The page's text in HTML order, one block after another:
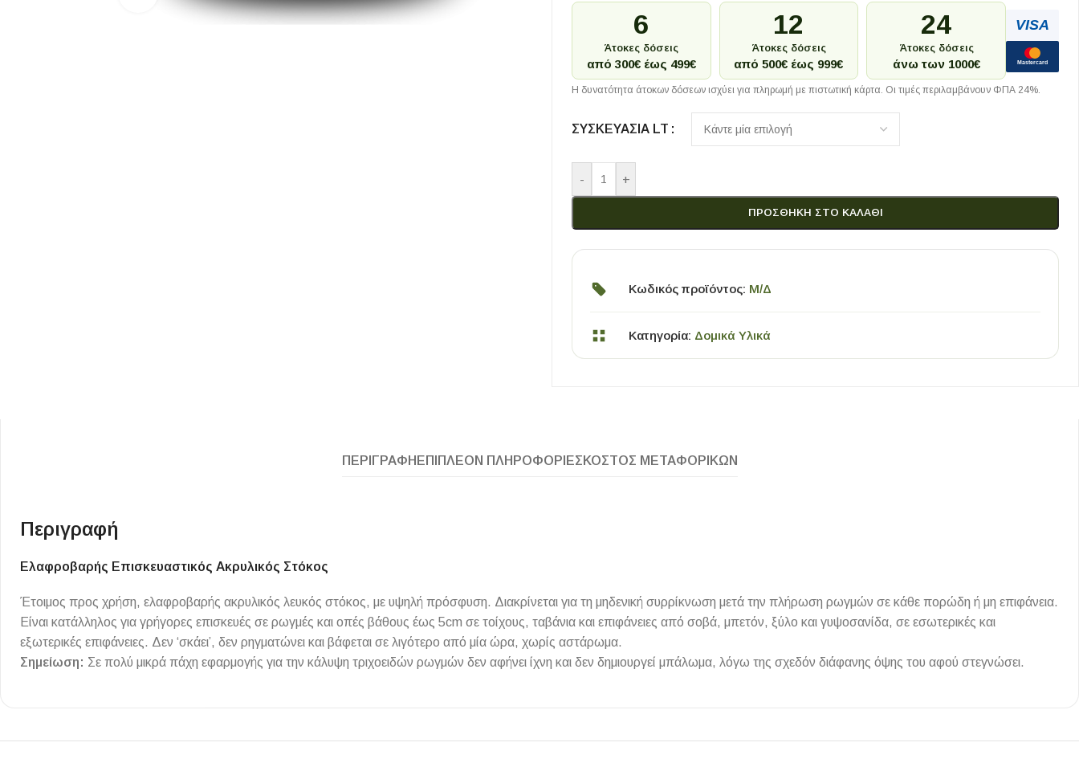
Πισίνας
Ψηφίδες
Ειδικά Τεμάχια
ΠΛΑΚΑΚΙ NIGHT LUX MATT 60X120 ΠΡΩΤΗ
Μοντέρνο μαύρο ματ, μαρμάρινο εφέ, ρεκτιφιέ πλακίδιο πορσελάνης
6
Άτοκες δόσεις
από 300€ έως 499€
12
Άτοκες δόσεις
από 500€ έως 999€
24
Άτοκες δόσεις
άνω των 1000€
VISA
Mastercard
Η δυνατότητα άτοκων δόσεων ισχύει για πληρωμή με πιστωτική κάρτα. Οι τιμές περιλαμβάνουν ΦΠΑ 24%.
ΣΥΣΚΕΥΑΣΊΑ LT
- +
ΠΡΟΣΘΉΚΗ ΣΤΟ ΚΑΛΆΘΙ
Κωδικός προϊόντος: Μ/Δ
Κατηγορία: Δομικά Υλικά
ΠΕΡΙΓΡΑΦΉ ΕΠΙΠΛΈΟΝ ΠΛΗΡΟΦΟΡΊΕΣ ΚΌΣΤΟΣ ΜΕΤΑΦΟΡΙΚΏΝ
Περιγραφή
Ελαφροβαρής Επισκευαστικός Ακρυλικός Στόκος
Έτοιμος προς χρήση, ελαφροβαρής ακρυλικός λευκός στόκος, με υψηλή πρόσφυση. Διακρίνεται για τη μηδενική συρρίκνωση μετά την πλήρωση ρωγμών σε κάθε πορώδη ή μη επιφάνεια.
Είναι κατάλληλος για γρήγορες επισκευές σε ρωγμές και οπές βάθους έως 5cm σε τοίχους, ταβάνια και επιφάνειες από σοβά, μπετόν, ξύλο και γυψοσανίδα, σε εσωτερικές και
εξωτερικές επιφάνειες. Δεν ‘σκάει’, δεν ρηγματώνει και βάφεται σε λιγότερο από μία ώρα, χωρίς αστάρωμα.
Σημείωση: Σε πολύ μικρά πάχη εφαρμογής για την κάλυψη τριχοειδών ρωγμών δεν αφήνει ίχνη και δεν δημιουργεί μπάλωμα, λόγω της σχεδόν διάφανης όψης του αφού στεγνώσει.